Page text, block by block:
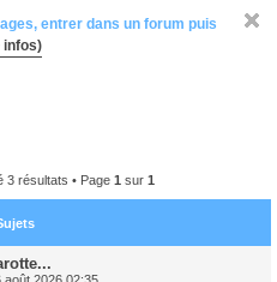
entrer dans un forum puis
infos)
3 résultats • Page 1 sur 1
août 2026 02:35